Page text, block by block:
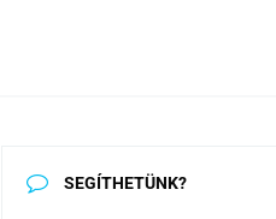
SEGÍTHETÜNK?